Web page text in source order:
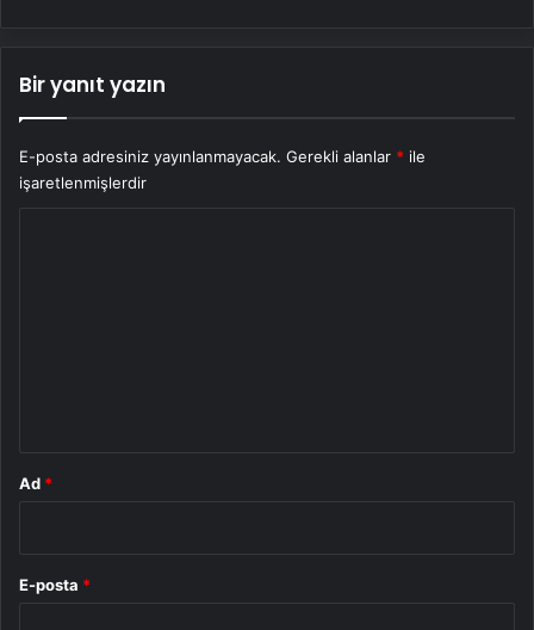
Bir yanıt yazın
E-posta adresiniz yayınlanmayacak. Gerekli alanlar * ile
işaretlenmişlerdir
Ad *
E-posta *